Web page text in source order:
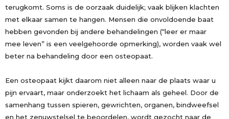
terugkomt. Soms is de oorzaak duidelijk; vaak blijken klachten
met elkaar samen te hangen. Mensen die onvoldoende baat
hebben gevonden bij andere behandelingen (“leer er maar
mee leven” is een veelgehoorde opmerking), worden vaak wel
beter na behandeling door een osteopaat.
Een osteopaat kijkt daarom niet alleen naar de plaats waar u
pijn ervaart, maar onderzoekt het lichaam als geheel. Door de
samenhang tussen spieren, gewrichten, organen, bindweefsel
en het zenuwstelsel te beoordelen, wordt gezocht naar de